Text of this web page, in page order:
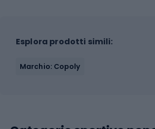
Esplora prodotti simili:
Marchio: Copoly